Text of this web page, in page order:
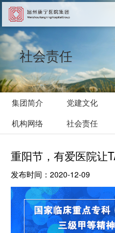
社会责任
集团简介 党建文化
机构网络
社会责任
重阳节，有爱医院
发布时间：2020-12-09